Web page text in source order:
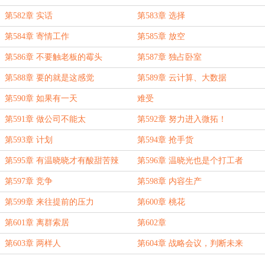
第582章 实话 第583章 选择
第584章 寄情工作 第585章 放空
第586章 不要触老板的霉头 第587章 独占卧室
第588章 要的就是这感觉 第589章 云计算、大数据
第590章 如果有一天 难受
第591章 做公司不能太 第592章 努力进入微拓！
第593章 计划 第594章 抢手货
第595章 有温晓晓才有酸甜苦辣 第596章 温晓光也是个打工者
第597章 竞争 第598章 内容生产
第599章 来往提前的压力 第600章 桃花
第601章 离群索居 第602章
第603章 两样人 第604章 战略会议，判断未来